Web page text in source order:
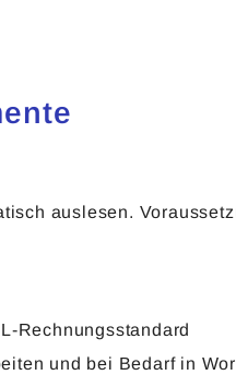
auslesen.
Rechnungsstandard
und bei Bedarf in